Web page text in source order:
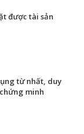
được tài sản
từ nhất, duy
minh